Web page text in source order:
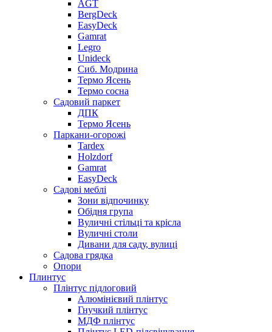
AGT
BergDeck
EasyDeck
Gamrat
Legro
Unideck
Сиб. Модрина
Термо Ясень
Термо сосна
Садовий паркет
ДПК
Термо Ясень
Паркани-огорожі
Tardex
Holzdorf
Gamrat
EasyDeck
Садові меблі
Зони відпочинку
Обідня група
Вуличні стільці та крісла
Вуличні столи
Дивани для саду, вулиці
Садова грядка
Опори
Плинтус
Плінтус підлоговий
Алюмінієвий плінтус
Гнучкий плінтус
МДФ плінтус